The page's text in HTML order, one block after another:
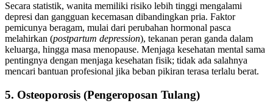
Secara statistik, wanita memiliki risiko lebih tinggi mengalami
depresi dan gangguan kecemasan dibandingkan pria. Faktor
pemicunya beragam, mulai dari perubahan hormonal pasca
melahirkan (postpartum depression), tekanan peran ganda dalam
keluarga, hingga masa menopause. Menjaga kesehatan mental sama
pentingnya dengan menjaga kesehatan fisik; tidak ada salahnya
mencari bantuan profesional jika beban pikiran terasa terlalu berat.
5. Osteoporosis (Pengeroposan Tulang)